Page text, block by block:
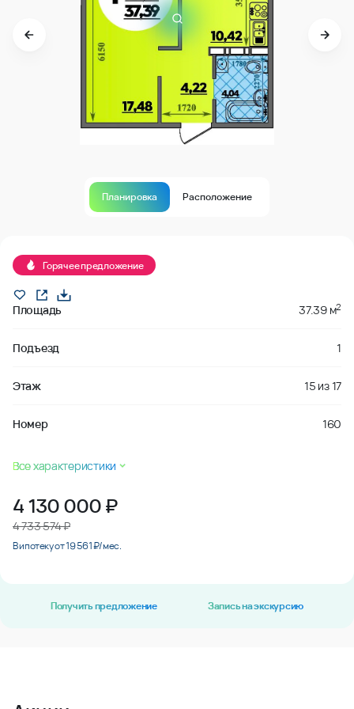
Планировка Расположение
Горячее предложение
Площадь 37.39 м2
Подъезд 1
Этаж 15 из17
Номер 160
Все характеристики
4 130 000₽
4 733 574 ₽
В ипотеку от 19 561 ₽/мес.
Получить предложение Запись на экскурсию